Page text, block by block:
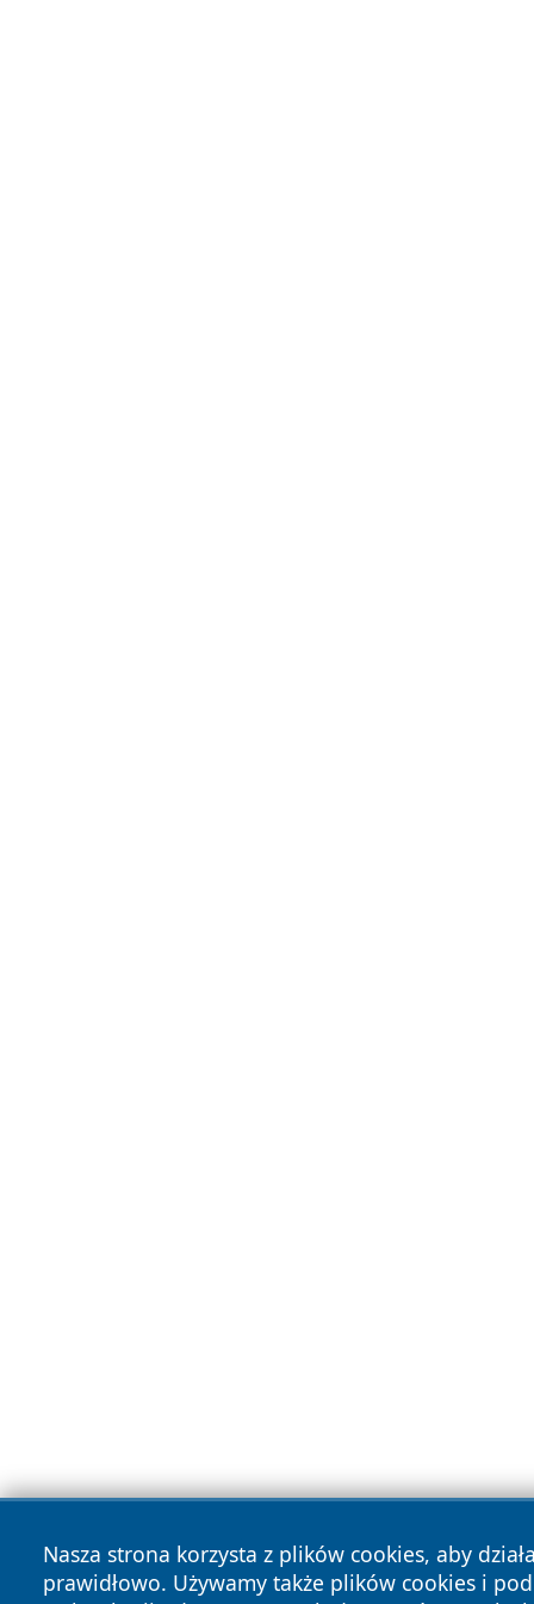
Nasza strona korzysta z plików cookies, aby
prawidłowo. Używamy także plików cookies i